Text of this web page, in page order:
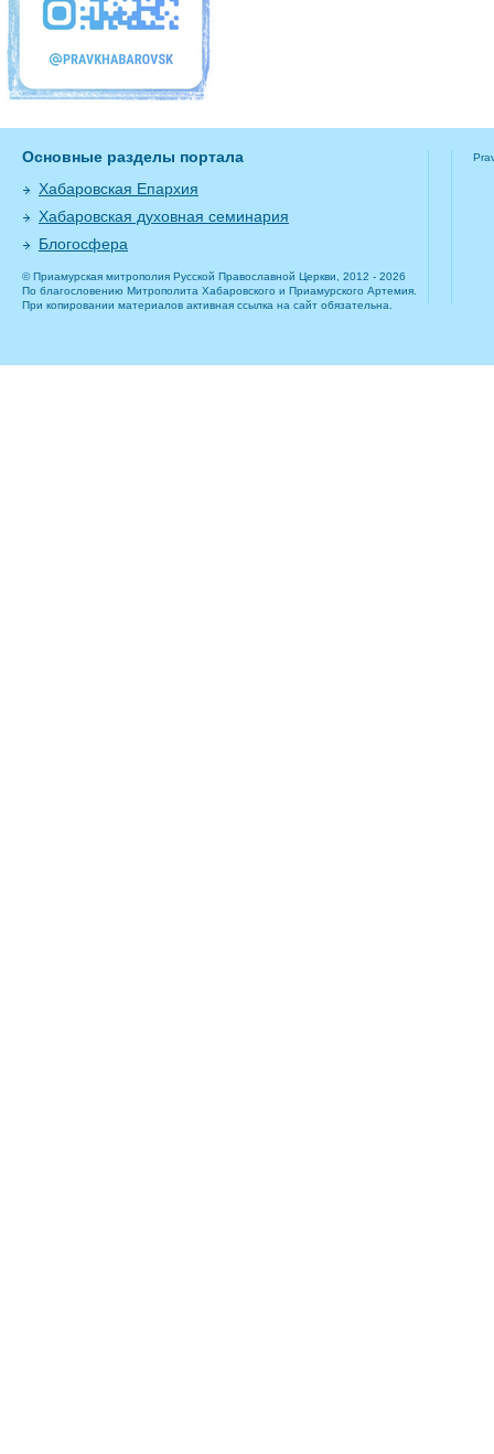
Основные разделы портала
Хабаровская Епархия
Хабаровская духовная семинария
Блогосфера
© Приамурская митрополия Русской Православной Церкви, 2012 - 2026
По благословению Митрополита Хабаровского и Приамурского Артемия.
При копировании материалов активная ссылка на сайт обязательна.